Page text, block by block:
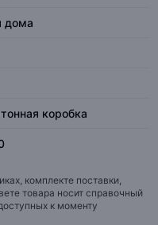
дома
коробка
комплекте поставки,
товара носит справочный
к моменту